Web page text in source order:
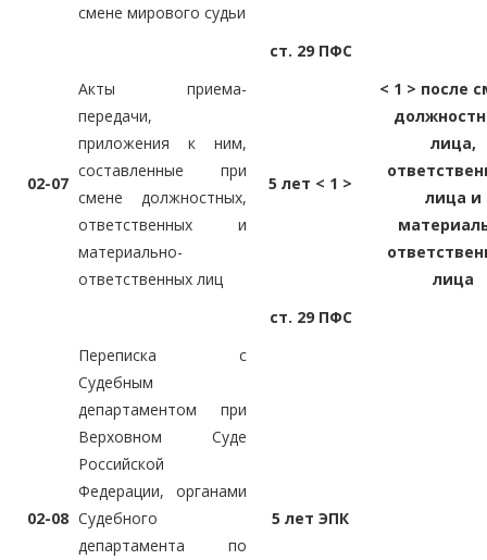
смене мирового судьи
ст. 29 ПФС
02-07
Акты приема-
передачи,
приложения к ним,
составленные при
смене должностных,
ответственных и
материально-
ответственных лиц
5 лет < 1 >
< 1 > после
лица,
лица и
лица
ст. 29 ПФС
02-08
Переписка с
Судебным
департаментом при
Верховном Суде
Российской
Федерации, органами
Судебного
департамента по
5 лет ЭПК